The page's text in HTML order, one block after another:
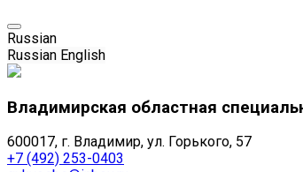
Russian
Russian English
Владимирская областная
600017, г. Владимир, ул. Горького, 57
+7 (492) 253-0403